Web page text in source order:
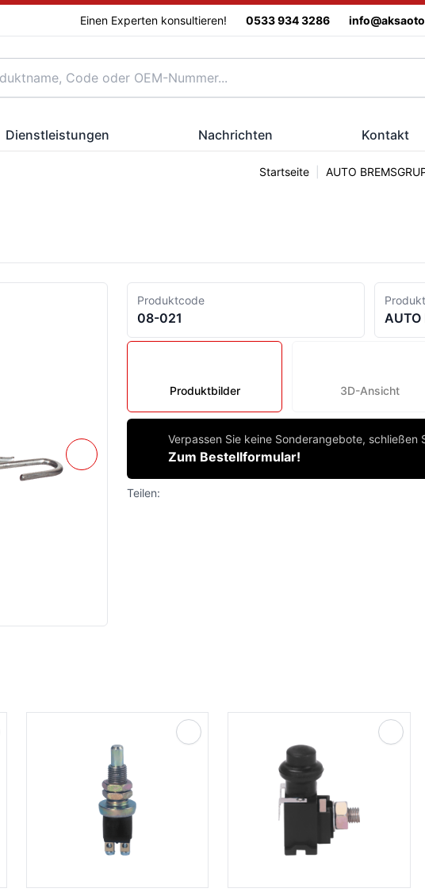
Einen Experten konsultieren! 0533 934 3286
Dienstleistungen Nachrichten Kontakt
Startseite AUTO
Produktcode
08-021 AUTO
Produktbilder 3D-Ansicht
Verpassen Sie keine Sonderangebote, schließen
Zum Bestellformular!
Teilen: